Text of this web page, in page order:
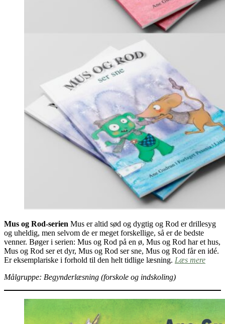
Mus og Rod-serien Mus er altid sød og dygtig og Rod er drillesyg
og uheldig, men selvom de er meget forskellige, så er de bedste
venner. Bøger i serien: Mus og Rod på en ø, Mus og Rod har et hus,
Mus og Rod ser et dyr, Mus og Rod ser sne, Mus og Rod får en idé.
Er eksemplariske i forhold til den helt tidlige læsning. Læs mere
Målgruppe: Begynderlæsning (forskole og indskoling)